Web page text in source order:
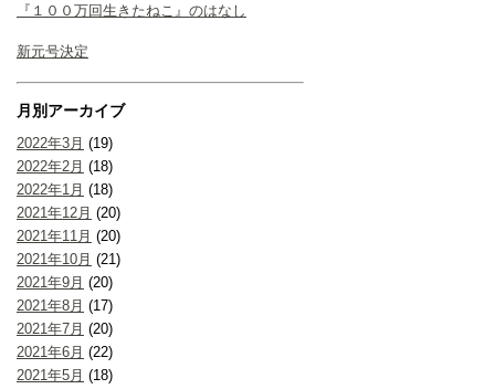
『１００万回生きたねこ』のはなし
新元号決定
月別アーカイブ
2022年3月 (19)
2022年2月 (18)
2022年1月 (18)
2021年12月 (20)
2021年11月 (20)
2021年10月 (21)
2021年9月 (20)
2021年8月 (17)
2021年7月 (20)
2021年6月 (22)
2021年5月 (18)